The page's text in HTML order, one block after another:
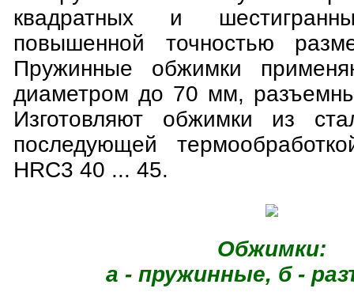
квадратных и
повышенной точностью
Пружинные обжимки
диаметром до 70 мм,
Изготовляют обжимки из
последующей
HRC3 40 ... 45.
Обжимки:
а - пружинные, б -